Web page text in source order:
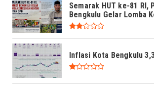
Semarak HUT ke-81 RI,
Bengkulu Gelar Lomba
Inflasi Kota Bengkulu